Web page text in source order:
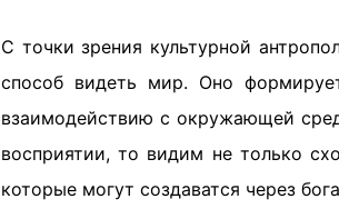
С точки зрения культурной
способ видеть мир. Оно
взаимодействию с окружающей
восприятии, то видим не только
которые могут создаватся через